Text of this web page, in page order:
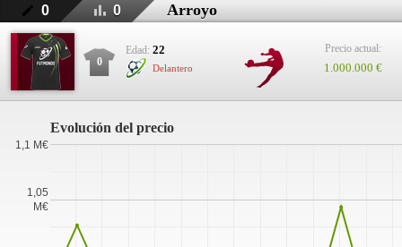
0 0 Arroyo
0
Edad: 22
Delantero
Precio actual:
1.000.000 €
Evolución del precio
1,05
M€
1,1 M€